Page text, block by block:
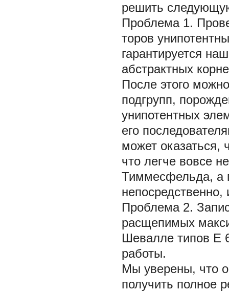
решить
Проблема 1.
торов
гарантируется
абстрактных
После этого
подгрупп,
унипотентных
его
может оказаться,
что легче вовсе
Тиммесфельда, а
Проблема 2.
расщепимых
Шевалле типов E
работы.
Мы уверены, что
получить полное